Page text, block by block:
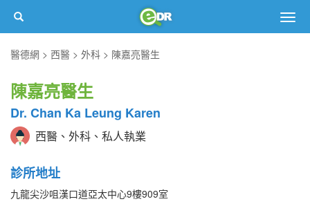
醫德網
西醫 外科 陳嘉亮醫生
陳嘉亮醫生
Dr. Chan Ka Leung Karen
西醫、外科、私人執業
診所地址
九龍尖沙咀漢口道亞太中心9樓909室